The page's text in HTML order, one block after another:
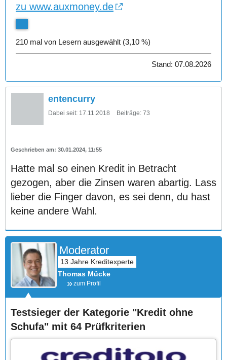
zu www.auxmoney.de
210 mal von Lesern ausgewählt (3,10 %)
Stand: 07.08.2026
entencurry
Dabei seit: 17.11.2018 Beiträge: 73
30.01.2024, 11:55
Hatte mal so einen Kredit in Betracht
gezogen, aber die Zinsen waren abartig. Lass
lieber die Finger davon, es sei denn, du hast
keine andere Wahl.
Moderator
Thomas Mücke
zum Profil
Testsieger der Kategorie "Kredit ohne
Schufa" mit 64 Prüfkriterien